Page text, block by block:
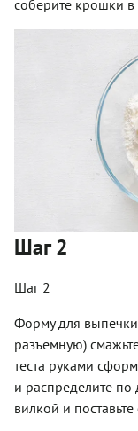
соберите крошки в
Шаг 2
Шаг 2
Форму для
разъемную)
теста руками
и распределите по
вилкой и